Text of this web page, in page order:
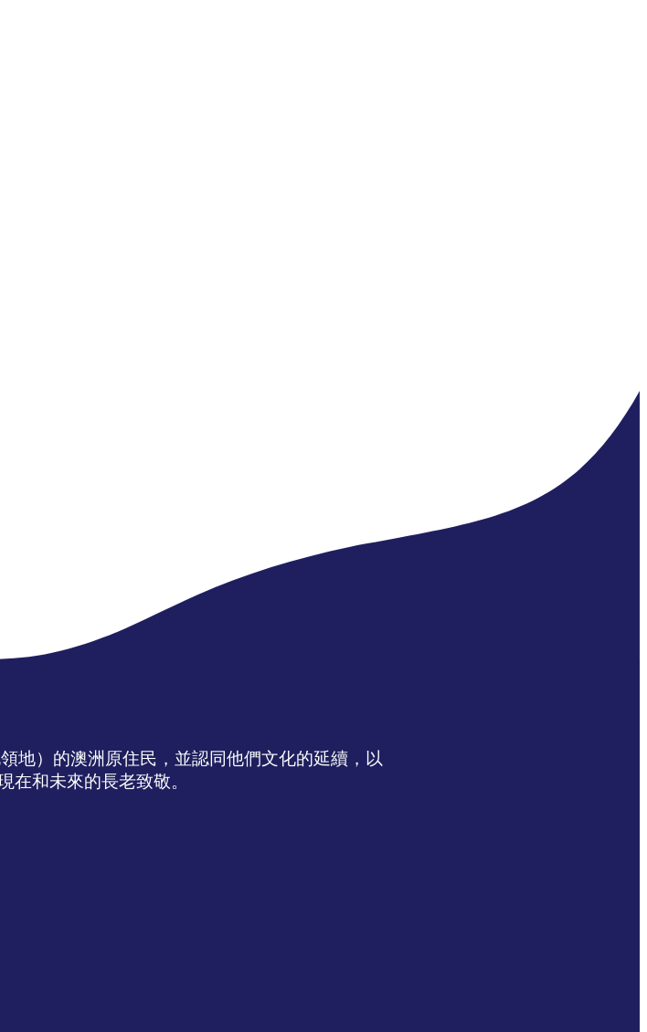
地）的澳洲原住民，並認同他們文化的延續，以
在和未來的長老致敬。